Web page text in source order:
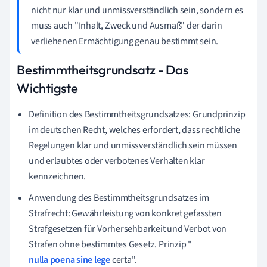
nicht nur klar und unmissverständlich sein, sondern es
muss auch "Inhalt, Zweck und Ausmaß" der darin
verliehenen Ermächtigung genau bestimmt sein.
Bestimmtheitsgrundsatz - Das
Wichtigste
Definition des Bestimmtheitsgrundsatzes: Grundprinzip
im deutschen Recht, welches erfordert, dass rechtliche
Regelungen klar und unmissverständlich sein müssen
und erlaubtes oder verbotenes Verhalten klar
kennzeichnen.
Anwendung des Bestimmtheitsgrundsatzes im
Strafrecht: Gewährleistung von konkret gefassten
Strafgesetzen für Vorhersehbarkeit und Verbot von
Strafen ohne bestimmtes Gesetz. Prinzip "
nulla poena sine legecerta".